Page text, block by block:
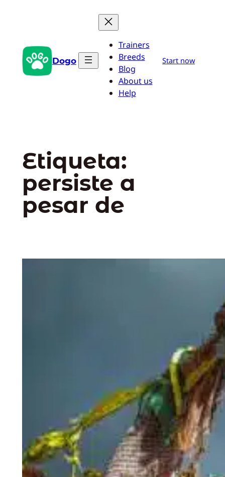
Dogo
Trainers
Breeds
Blog
About us
Help
Start now
Etiqueta:
persiste a
pesar de